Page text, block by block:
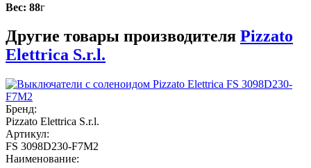
Вес: 88г
Другие товары производителя Pizzato
Elettrica S.r.l.
Бренд:
Pizzato Elettrica S.r.l.
Артикул:
FS 3098D230-F7M2
Наименование: